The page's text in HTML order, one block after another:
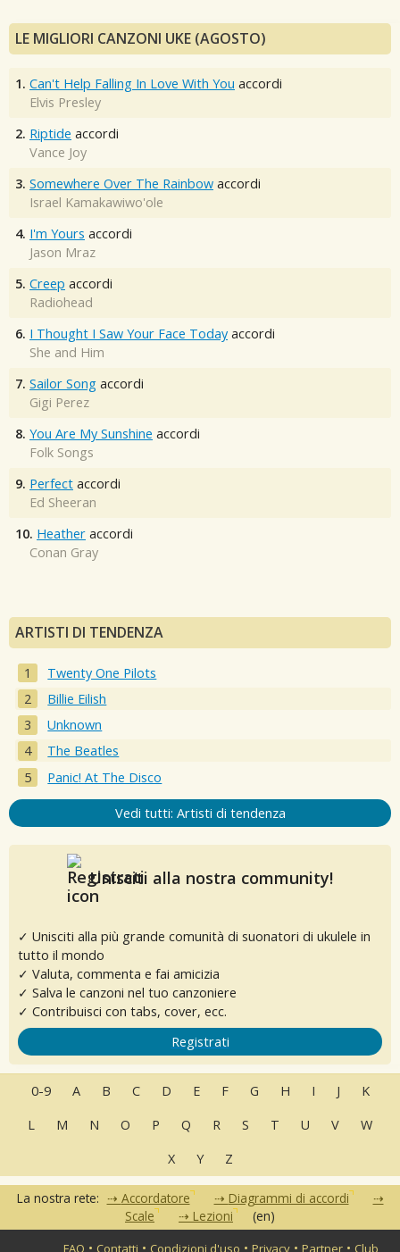
LE MIGLIORI CANZONI UKE (AGOSTO)
1. Can't Help Falling In Love With You accordi
Elvis Presley
2. Riptide accordi
Vance Joy
3. Somewhere Over The Rainbow accordi
Israel Kamakawiwo'ole
4. I'm Yours accordi
Jason Mraz
5. Creep accordi
Radiohead
6. I Thought I Saw Your Face Today accordi
She and Him
7. Sailor Song accordi
Gigi Perez
8. You Are My Sunshine accordi
Folk Songs
9. Perfect accordi
Ed Sheeran
10. Heather accordi
Conan Gray
ARTISTI DI TENDENZA
Twenty One Pilots
Billie Eilish
Unknown
The Beatles
Panic! At The Disco
Vedi tutti: Artisti di tendenza
Unisciti alla nostra community!
✓ Unisciti alla più grande comunità di suonatori di ukulele in
tutto il mondo
✓ Valuta, commenta e fai amicizia
✓ Salva le canzoni nel tuo canzoniere
✓ Contribuisci con tabs, cover, ecc.
Registrati
0-9 A B C D E F G H I J
K
L
M N O P Q R S T U V
W
X
Y Z
La nostra rete: Accordatore
Diagrammi di accordi
Scale
Lezioni (en)
FAQ • Contatti • Condizioni d'uso •Privacy •Partner • Club